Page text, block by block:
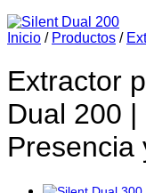
Inicio / Productos /
Extractor
Dual 200
Presencia